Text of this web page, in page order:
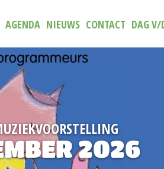
AGENDA NIEUWS CONTACT DAG
NIEUW
TRAILER